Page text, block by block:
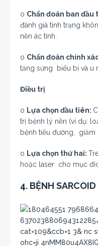
o Chẩn đoán ban đầu
đánh giá tình trạng
nền ác tính.
o Chẩn đoán chính
tăng sừng biểu bì và u
Điều trị
o Lựa chọn đầu tiên:
trị bệnh lý nền (ví dụ:
bệnh tiểu đường, giảm
o Lựa chọn thứ hai:
hoặc laser cho mục
4. BỆNH